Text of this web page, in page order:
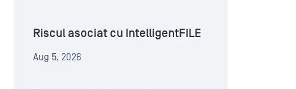
Riscul asociat cu IntelligentFILE
Aug 5, 2026